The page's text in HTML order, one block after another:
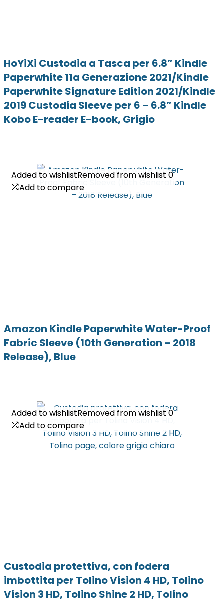
HoYiXi Custodia a Tasca per 6.8” Kindle
Paperwhite 11a Generazione 2021/Kindle
Paperwhite Signature Edition 2021/Kindle
2019 Custodia Sleeve per 6 – 6.8” Kindle
Kobo E-reader E-book, Grigio
Added to wishlistRemoved from wishlist 0
Add to compare
Amazon Kindle Paperwhite Water-Proof
Fabric Sleeve (10th Generation – 2018
Release), Blue
Added to wishlistRemoved from wishlist 0
Add to compare
Added to wishlistRemoved from wishlist 0
Add to compare
Custodia protettiva, con fodera
imbottita per Tolino Vision 4 HD, Tolino
Vision 3 HD, Tolino Shine 2 HD, Tolino
Added to wishlistRemoved from wishlist 0
Add to compare